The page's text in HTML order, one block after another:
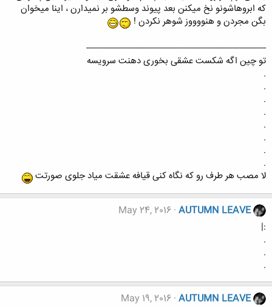
ﮐﻪ ﺍﺑﺮﻭهاﺷﻮنو ﻧﺦ ﻣﯿﮑﻨﻦ ﺑﻌﺪ ﭘﯿﻮﻧﺪ ﻭﺳﻄﺸﻮ ﺑﺮ ﻧﻤﯿﺪﺍﺭﻥ ، ﺍﯾﻨﺎ میخوان
ﺑﮕﻦ ﻣﺠﺮﺩﻥ و ﻫﻨﻮوووز ﺷﻮﻫﺮ ﻧﮑﺮﺩﻥ !
--------------------------------------------------------------------------
تو چین اگه شکست عشقی بخوری دهنت سرویسه
.
.
.
.
.
.
.
.
لا مصب هر طرف رو که نگاه کنی قیافه عشقت میاد جلوی صورتت
AUTUMN LEAVE
May 24, 2016
:|
.
.
.
AUTUMN LEAVE
May 19, 2016